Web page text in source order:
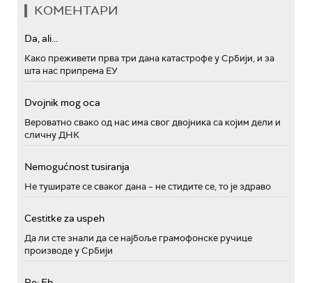
КОМЕНТАРИ
Da, ali...
Како преживети прва три дана катастрофе у Србији, и за
шта нас припрема ЕУ
Dvojnik mog oca
Вероватно свако од нас има свог двојника са којим дели и
сличну ДНК
Nemogućnost tusiranja
Не туширате се сваког дана – не стидите се, то је здраво
Cestitke za uspeh
Да ли сте знали да се најбоље грамофонске ручице
производе у Србији